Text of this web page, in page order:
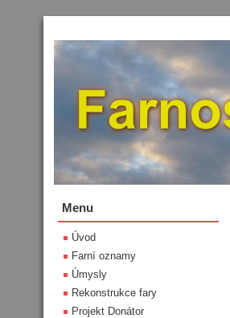
Menu
Úvod
Farní oznamy
Úmysly
Rekonstrukce fary
Projekt Donátor